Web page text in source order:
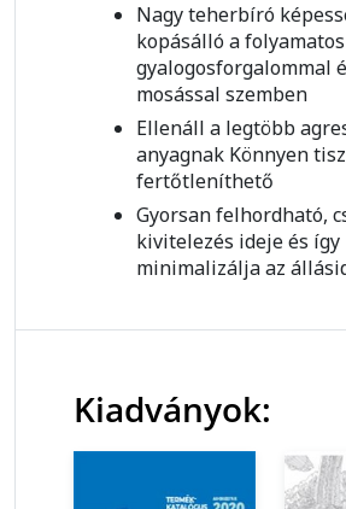
Nagy teherbíró
kopásálló a folyamatos
gyalogosforgalommal
mosással szemben
Ellenáll a legtöbb
anyagnak Könnyen
fertőtleníthető
Gyorsan felhordható,
kivitelezés ideje és így
minimalizálja az
Kiadványok: